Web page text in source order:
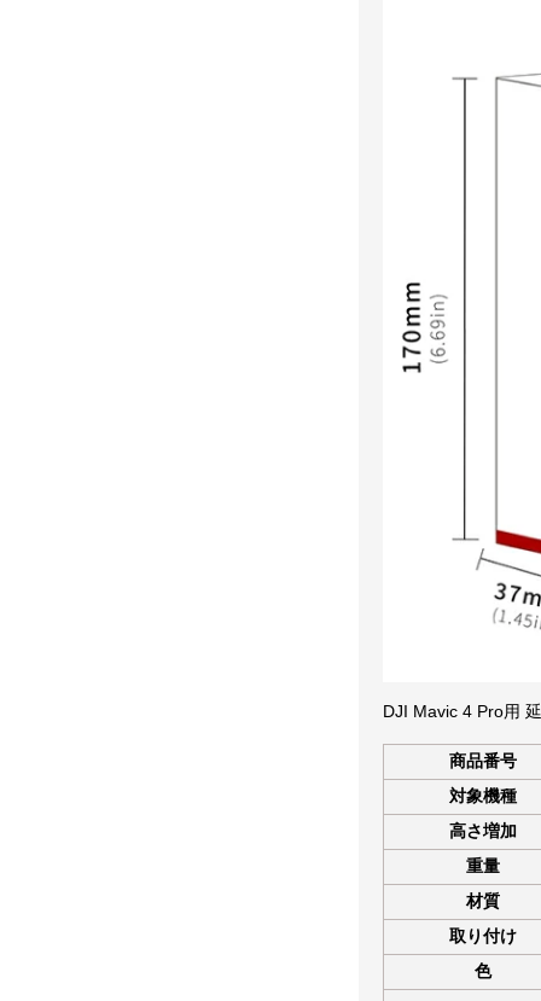
DJI Mavic 4 Pro用
商品番号
対象機種
高さ増加
重量
材質
取り付け
色